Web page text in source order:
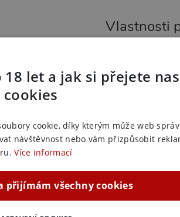
jen sama se
Vlastnosti
Náš kód:
viz
Výrobce:
Zařazeno v
Košilky a
Košilky a
18 let a jak si přejete
cookies
cookie, díky kterým může web
návštěvnost nebo vám přizpůsobit
Více informací
přijímám všechny cookies